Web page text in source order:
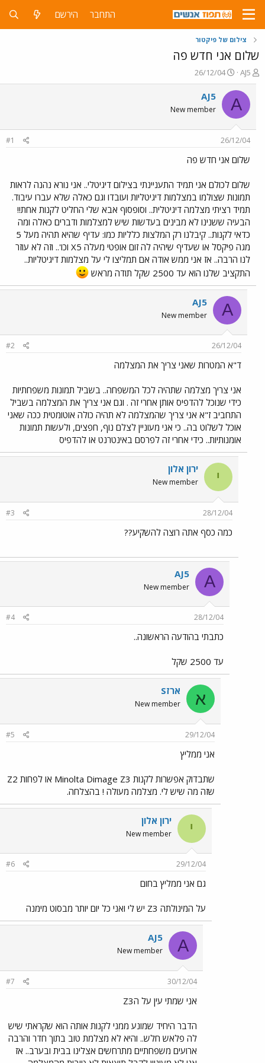
התחבר הירשם
צילום של פיקטור
שלום אני חדש פה
פ
ו
ת
ח
ה
ש
א
AJ5
פ
ו
ר
ס
ם
ת
א
ר
ך
26/12/04
A
AJ5
New member
26/12/04
#1
שלום אני חדש פה
שלום לכולם אני תמיד התעניינתי בצילום דיגיטלי.. אני נורא נהנה לראות
תמונות שצולמו במצלמות דיגיטליות ועובדו וגם כאלה שלא עברו עיבוד.
תמיד רציתי מצלמה דיגיטלית.. וסופסוף אבא שלי החליט לקנות אחת!!
הבעיה ששנינו לא מבינים בעדשות שיש למצלמות ודברים כאלה ומה
כדאי לקנות.. קיבלנו רק המלצות כלליות כמו: עדיף שהיא תהיה מעל 5
מגה פיקסל או שעדיף שיהיה לה זום אופטי מעלה X5 וכו'.. וזה לא עוזר
לנו הרבה.. אז אני ממש אודה אם תמליצו לי על מצלמות דיגיטליות..
התקציב שלנו הוא עד 2500 שקל תודה מראש
A
AJ5
New member
26/12/04
#2
ד"א המטרות שאני צריך את המצלמה
אני צריך מצלמה שתהיה לכל המשפחה.. בשביל תמונות משפחתיות
כידי שנוכל להדפיס אותן אחרי זה . וגם אני צריך את המצלמה בשביל
התחביב ז"א אני צריך שהמצלמה לא תהיה כולה אוטומטית ככה שאני
אוכל לשלוט בה.. כי אני מעוניין לצלם נוף, חפצים, ולעשות תמונות
אומנותיות.. כידי אחרי זה לפרסם באינטרנט או להדפיס
י ירון אלון
New member
28/12/04
#3
כמה כסף אתה רוצה להשקיע??
A
AJ5
New member
28/12/04
#4
כתבתי בהודעה הראשונה..
עד 2500 שקל
א ארזS
New member
29/12/04
#5
אני ממליץ
שתבדוק אפשרות לקנות Minolta Dimage Z3 או לפחות Z2
שזה מה שיש לי. מצלמה מעולה ! בהצלחה.
י ירון אלון
New member
29/12/04
#6
גם אני ממליץ בחום
על המינולתה Z3 יש לי ואני כל יום יותר מבסוט מימנה
A
AJ5
New member
30/12/04
#7
אני שמתי עין על הZ3
הדבר היחיד שמונע ממני לקנות אותה הוא שקראתי שיש
לה פלאש חלש.. והיא לא מצלמת טוב בתוך חדר והרבה
ארועים משפחתיים מתרחשים אצלינו בבית ובערב.. אז